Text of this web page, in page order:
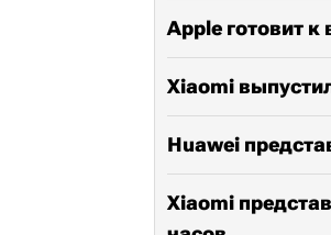
Apple готовит
Xiaomi
Huawei
Xiaomi